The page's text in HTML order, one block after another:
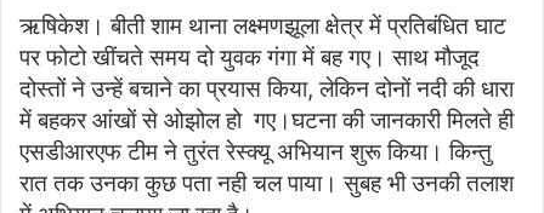
ऋषिकेश। बीती शाम थाना लक्ष्मणझूला क्षेत्र में प्रतिबंधित घाट
पर फोटो खींचते समय दो युवक गंगा में बह गए। साथ मौजूद
दोस्तों ने उन्हें बचाने का प्रयास किया, लेकिन दोनों नदी की धारा
में बहकर आंखों से ओझोल हो गए।घटना की जानकारी मिलते ही
एसडीआरएफ टीम ने तुरंत रेस्क्यू अभियान शुरू किया। किन्तु
रात तक उनका कुछ पता नही चल पाया। सुबह भी उनकी तलाश